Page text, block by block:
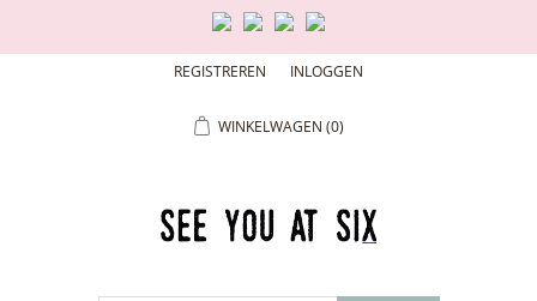
REGISTREREN INLOGGEN
WINKELWAGEN (0)